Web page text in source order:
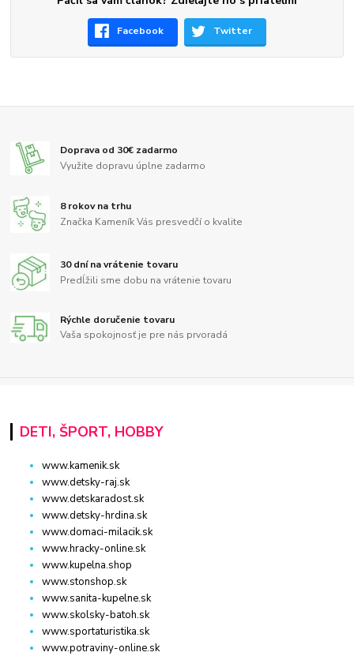
Facebook Twitter
Doprava od 30€ zadarmo
Využite dopravu úplne zadarmo
8 rokov na trhu
Značka Kameník Vás presvedčí o kvalite
30 dní na vrátenie tovaru
Predĺžili sme dobu na vrátenie tovaru
Rýchle doručenie tovaru
Vaša spokojnosť je pre nás prvoradá
DETI, ŠPORT, HOBBY
www.kamenik.sk
www.detsky-raj.sk
www.detskaradost.sk
www.detsky-hrdina.sk
www.domaci-milacik.sk
www.hracky-online.sk
www.kupelna.shop
www.stonshop.sk
www.sanita-kupelne.sk
www.skolsky-batoh.sk
www.sportaturistika.sk
www.potraviny-online.sk